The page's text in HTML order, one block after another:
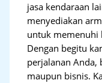
jasa kendaraan
menyediakan
untuk memenuhi
Dengan begitu
perjalanan
maupun bisnis.